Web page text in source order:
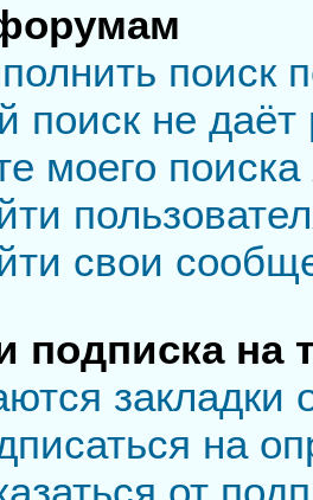
поиск не даёт
моего
свои
подписка на
закладки
на